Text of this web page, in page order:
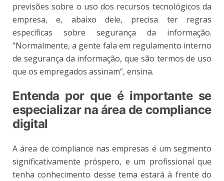
previsões sobre o uso dos recursos tecnológicos da
empresa, e, abaixo dele, precisa ter regras
específicas sobre segurança da informação.
“Normalmente, a gente fala em regulamento interno
de segurança da informação, que são termos de uso
que os empregados assinam”, ensina.
Entenda por que é importante se
especializar na área de compliance
digital
A área de compliance nas empresas é um segmento
significativamente próspero, e um profissional que
tenha conhecimento desse tema estará à frente do